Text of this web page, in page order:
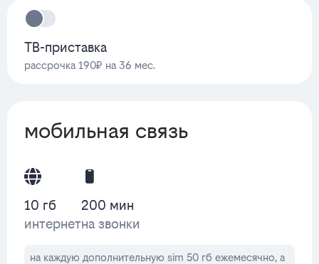
ТВ-приставка
рассрочка 190₽ на 36 мес.
мобильная связь
10 гб
интернет
200 мин
на звонки
на каждую дополнительную sim 50 гб ежемесячно, а